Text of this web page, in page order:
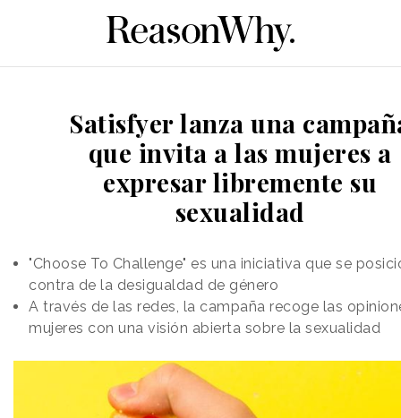
Satisfyer lanza una
que invita a las mujeres a
expresar libremente su
sexualidad
"Choose To Challenge" es una iniciativa que se
contra de la desigualdad de género
A través de las redes, la campaña recoge las
mujeres con una visión abierta sobre la sexualidad